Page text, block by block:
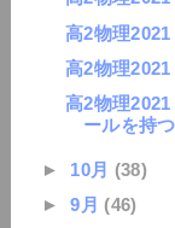
高2物理
高2物理
高2物理
ールを持
► 10月 (38)
►9月 (46)